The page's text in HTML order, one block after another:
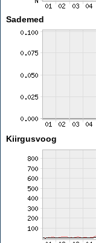
Sademed
Kiirgusvoog